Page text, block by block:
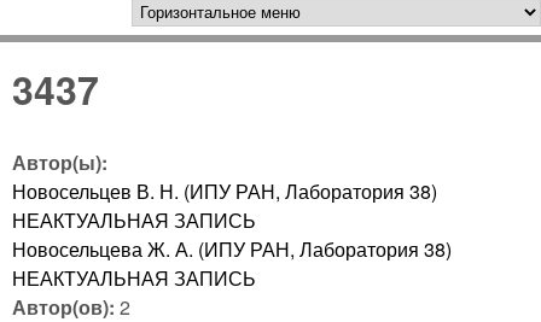
горизонтальное меню
3437
Автор(ы):
Новосельцев В. Н. (ИПУ РАН, Лаборатория 38)
НЕАКТУАЛЬНАЯ ЗАПИСЬ
Новосельцева Ж. А. (ИПУ РАН, Лаборатория 38)
НЕАКТУАЛЬНАЯ ЗАПИСЬ
Автор(ов): 2